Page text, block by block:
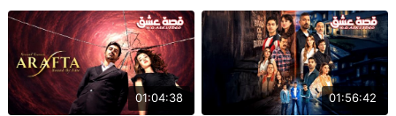
01:56:42
01:04:38